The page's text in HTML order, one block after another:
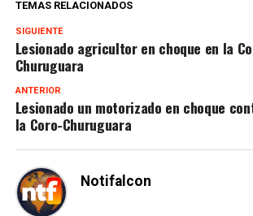
TEMAS RELACIONADOS
SIGUIENTE
Lesionado agricultor en choque en la
Churuguara
ANTERIOR
Lesionado un motorizado en choque
la Coro-Churuguara
Notifalcon